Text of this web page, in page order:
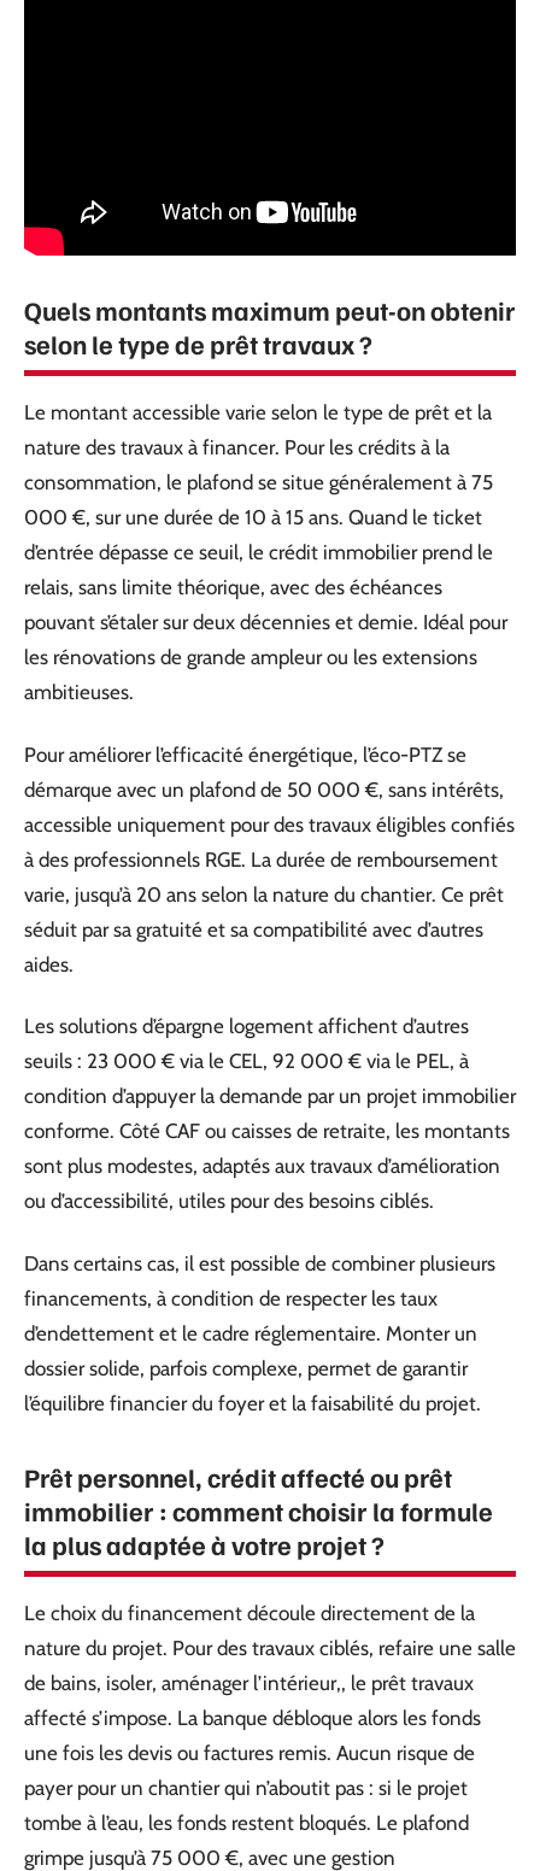
Quels montants maximum peut-on obtenir
selon le type de prêt travaux ?
Le montant accessible varie selon le type de prêt et la
nature des travaux à financer. Pour les crédits à la
consommation, le plafond se situe généralement à 75
000 €, sur une durée de 10 à 15 ans. Quand le ticket
d’entrée dépasse ce seuil, le crédit immobilier prend le
relais, sans limite théorique, avec des échéances
pouvant s’étaler sur deux décennies et demie. Idéal pour
les rénovations de grande ampleur ou les extensions
ambitieuses.
Pour améliorer l’efficacité énergétique, l’éco-PTZ se
démarque avec un plafond de 50 000 €, sans intérêts,
accessible uniquement pour des travaux éligibles confiés
à des professionnels RGE. La durée de remboursement
varie, jusqu’à 20 ans selon la nature du chantier. Ce prêt
séduit par sa gratuité et sa compatibilité avec d’autres
aides.
Les solutions d’épargne logement affichent d’autres
seuils : 23 000 € via le CEL, 92 000 € via le PEL, à
condition d’appuyer la demande par un projet immobilier
conforme. Côté CAF ou caisses de retraite, les montants
sont plus modestes, adaptés aux travaux d’amélioration
ou d’accessibilité, utiles pour des besoins ciblés.
Dans certains cas, il est possible de combiner plusieurs
financements, à condition de respecter les taux
d’endettement et le cadre réglementaire. Monter un
dossier solide, parfois complexe, permet de garantir
l’équilibre financier du foyer et la faisabilité du projet.
Prêt personnel, crédit affecté ou prêt
immobilier : comment choisir la formule
la plus adaptée à votre projet ?
Le choix du financement découle directement de la
nature du projet. Pour des travaux ciblés, refaire une salle
de bains, isoler, aménager l’intérieur,, le prêt travaux
affecté s’impose. La banque débloque alors les fonds
une fois les devis ou factures remis. Aucun risque de
payer pour un chantier qui n’aboutit pas : si le projet
tombe à l’eau, les fonds restent bloqués. Le plafond
grimpe jusqu’à 75 000 €, avec une gestion